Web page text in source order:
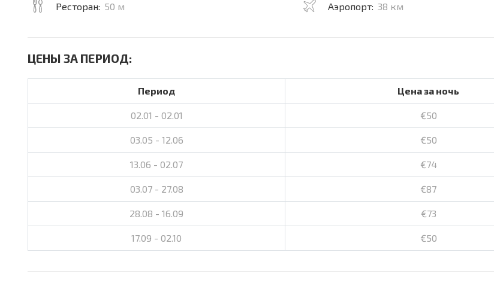
Ресторан: 50 м
Аэропорт: 38 км
ЦЕНЫ ЗА ПЕРИОД:
Период Цена за ночь
02.01 - 02.01 €50
03.05 - 12.06 €50
13.06 - 02.07 €74
03.07 - 27.08 €87
28.08 - 16.09 €73
17.09 - 02.10 €50